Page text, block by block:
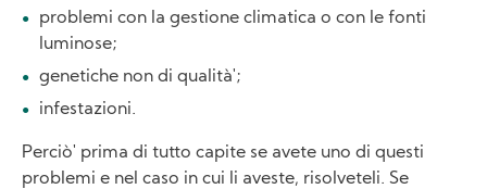
problemi con la gestione climatica o con le fonti
luminose;
genetiche non di qualità';
infestazioni.
Perciò' prima di tutto capite se avete uno di questi
problemi e nel caso in cui li aveste, risolveteli. Se